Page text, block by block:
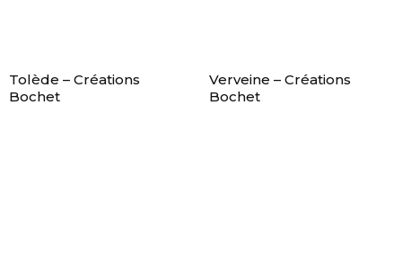
Tolède – Créations
Bochet
Verveine – Créations
Bochet